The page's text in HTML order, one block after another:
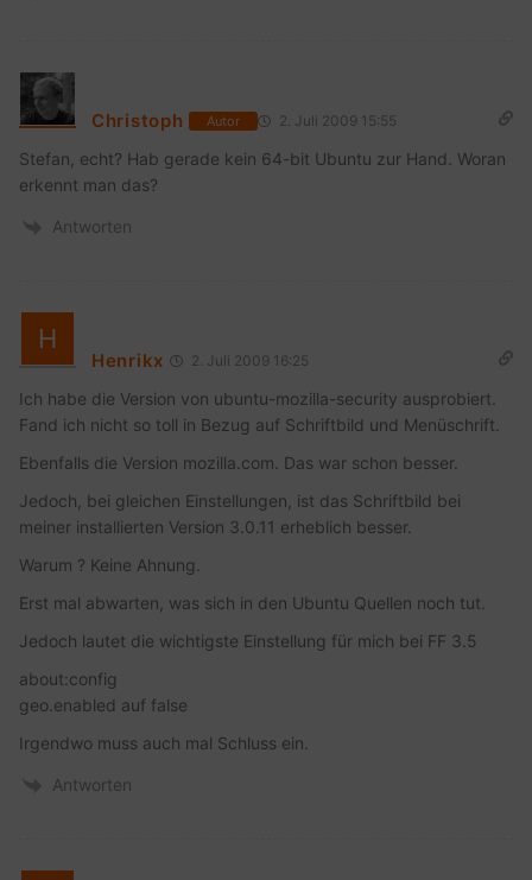
Christoph Autor 2. Juli 2009 15:55
Stefan, echt? Hab gerade kein 64-bit Ubuntu zur Hand. Woran
erkennt man das?
Antworten
Henrikx 2. Juli 2009 16:25
Ich habe die Version von ubuntu-mozilla-security ausprobiert.
Fand ich nicht so toll in Bezug auf Schriftbild und Menüschrift.
Ebenfalls die Version mozilla.com. Das war schon besser.
Jedoch, bei gleichen Einstellungen, ist das Schriftbild bei
meiner installierten Version 3.0.11 erheblich besser.
Warum ? Keine Ahnung.
Erst mal abwarten, was sich in den Ubuntu Quellen noch tut.
Jedoch lautet die wichtigste Einstellung für mich bei FF 3.5
about:config
geo.enabled auf false
Irgendwo muss auch mal Schluss ein.
Antworten